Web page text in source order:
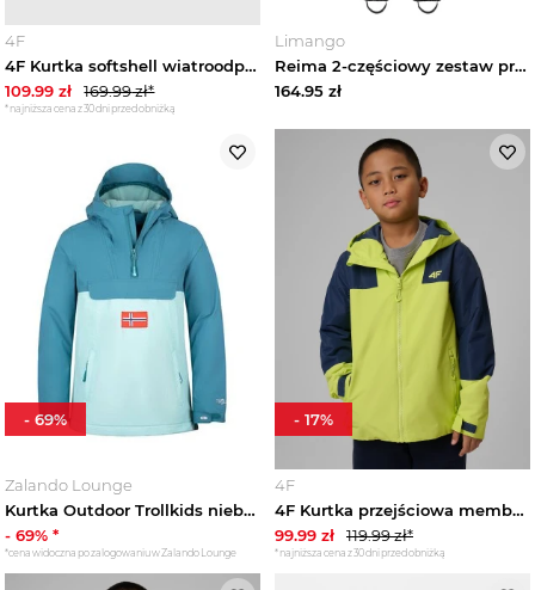
Zobacz wszystko
Kamizelki dziecięce
Kurtki przejściowe dziecięce
Kurtki przeciwdeszczowe dziecięce
Kurtki zimowe dziecięce
Kurtki puchowe dziecięce
Kurtki jeansowe dziecięce
Płaszcze dziecięce
Spódnice dziewczęce
4F
4F Kurtka softshell wiatroodporna membrana 5000 dziewczęca - niebieska 128 (7-8 lat)
109.99 zł 169.99zł*
*najniższa cena z 30 dni przed obniżką
Limango
Reima 2-częściowy zestaw przeciwdeszczowy "Moomin" w kolorze czarno-jasnoróżowym rozmiar: 86
164.95 zł
Zalando Lounge
Kurtka Outdoor Trollkids niebieski
-69% *
*cena widoczna po zalogowaniu w Zalando Lounge
-69%
4F
4F Kurtka przejściowa membrana 5000 chłopięca - zielona 122 (6-7 lat)
99.99 zł 119.99zł*
*najniższa cena z 30 dni przed obniżką
- 17%